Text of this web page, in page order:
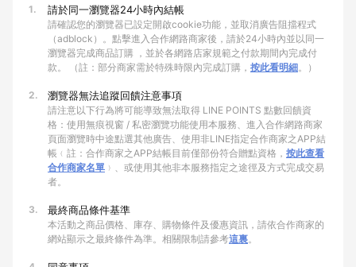
1. 請於同一瀏覽器24小時內結帳
請確認您的瀏覽器已設定開啟cookie功能，並取消廣告阻擋程式
（adblock）。點擊進入合作網路商家後，請於24小時內並以同一
瀏覽器完成商品訂購 ，並於各網路店家規範之付款期間內完成付
款。 （註：部分商家需於特殊時限內完成訂購， 按此看明細。）
2. 瀏覽器無法追蹤回饋注意事項
請注意以下行為將可能導致無法取得 LINE POINTS 點數回饋資
格：使用無痕視窗 / 私密瀏覽功能使用本服務、進入合作網路商家
頁面瀏覽時中途點選其他廣告、使用非LINE指定合作商家之APP結
帳﹙註：合作商家之APP結帳目前僅部份符合贈點資格， 按此查看
合作商家名單 ﹚、或使用其他非本服務指定之途徑及方式完成交易
者。
3. 最終商品條件基準
本活動之商品價格、庫存、購物條件及優惠資訊，請依合作商家的
網站顯示之最終條件為準。相關限制請參考這裏。